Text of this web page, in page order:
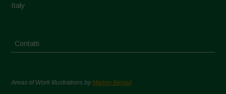
Italy
Contatti
Areas of Work Illustrations byMarion Bessol